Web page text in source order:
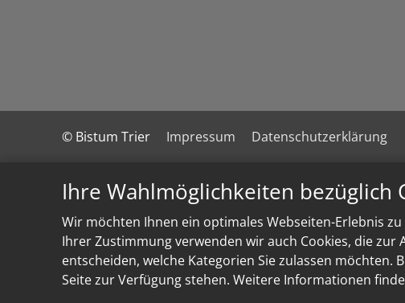
Ihre Wahlmöglichkeiten bezüglich
Wir möchten Ihnen ein optimales Webseiten-Erlebnis
Ihrer Zustimmung verwenden wir auch Cookies, die
entscheiden, welche Kategorien Sie zulassen
Seite zur Verfügung stehen. Weitere Informationen
© Bistum Trier Impressum Datenschutzerklärung